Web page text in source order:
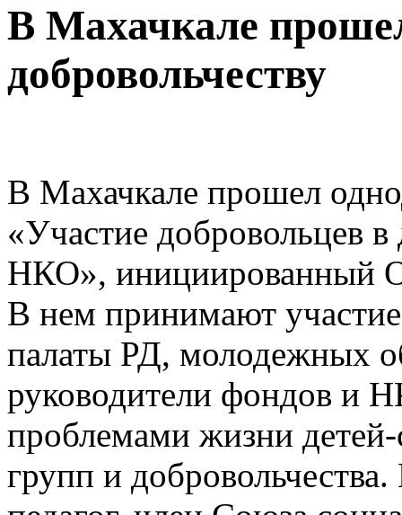
В Махачкале
добровольчеству
В Махачкале прошел
«Участие добровольцев в
НКО», инициированный
В нем принимают
палаты РД, молодежных
руководители фондов и
проблемами жизни
групп и